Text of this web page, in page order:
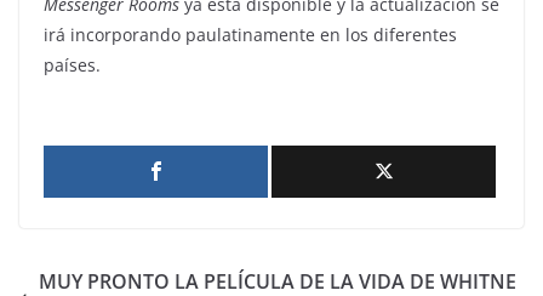
irá incorporando paulatinamente en los diferentes
países.
MUY PRONTO LA PELÍCULA DE LA VIDA DE WHITNE